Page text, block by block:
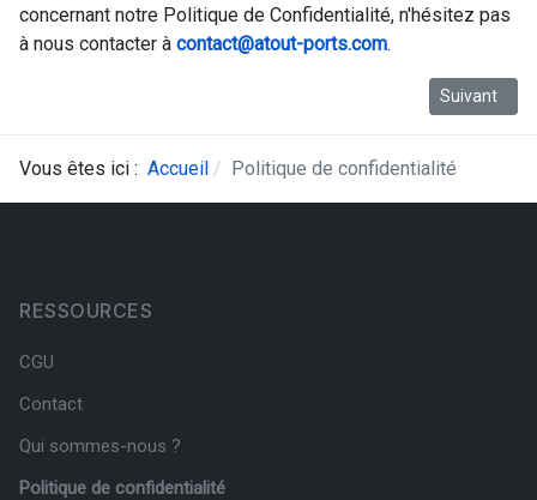
concernant notre Politique de Confidentialité, n'hésitez pas
à nous contacter à contact@atout-ports.com.
Article
Suivant
Vous êtes ici : Accueil Politique de confidentialité
RESSOURCES
CGU
Contact
Qui sommes-nous ?
Politique de confidentialité